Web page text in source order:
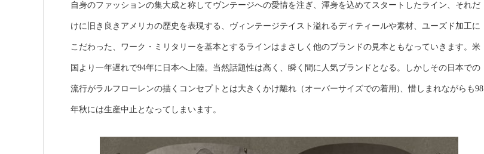
自身のファッションの集大成と称してヴンテージへの愛情を注ぎ、渾身を込めてスタートしたライン、それだ
けに旧き良きアメリカの歴史を表現する、ヴィンテージテイスト溢れるディティールや素材、ユーズド加工に
こだわった、ワーク・ミリタリーを基本とするラインはまさしく他のブランドの見本ともなっていきます。 米
国より一年遅れで94年に日本へ上陸。当然話題性は高く、瞬く間に人気ブランドとなる。しかしその日本での
流行がラルフローレンの描くコンセプトとは大きくかけ離れ（オーバーサイズでの着用)、惜しまれながらも98
年秋には生産中止となってしまいます。